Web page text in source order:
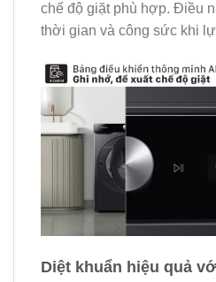
chế độ giặt phù hợp. Điều
thời gian và công sức khi
Diệt khuẩn hiệu quả